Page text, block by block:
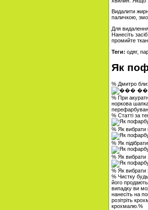
Видалити
паличкою,
Для
Нанесіть
промийте
Теги: одяг,
Як
% Дмитро
% При
норкова
% Статті за
% Як
% Як
% Як
% Як вибрати
% Чистку
його
випадку ви
нанесіть на
розітріть
крохмалю.%